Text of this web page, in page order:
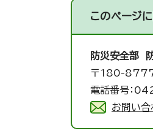
このページ
防災安全部
〒180-
電話番号：
お問い合